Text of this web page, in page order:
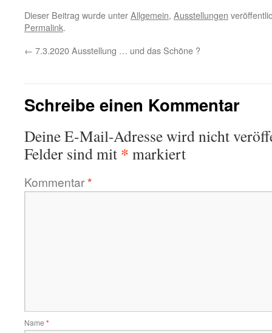
Dieser Beitrag wurde unterAllgemein, Ausstellungen
Permalink.
← 7.3.2020 Ausstellung … und das Schöne ?
Schreibe einen Kommentar
Deine E-Mail-Adresse wird nicht
Felder sind mit * markiert
Kommentar*
Name *